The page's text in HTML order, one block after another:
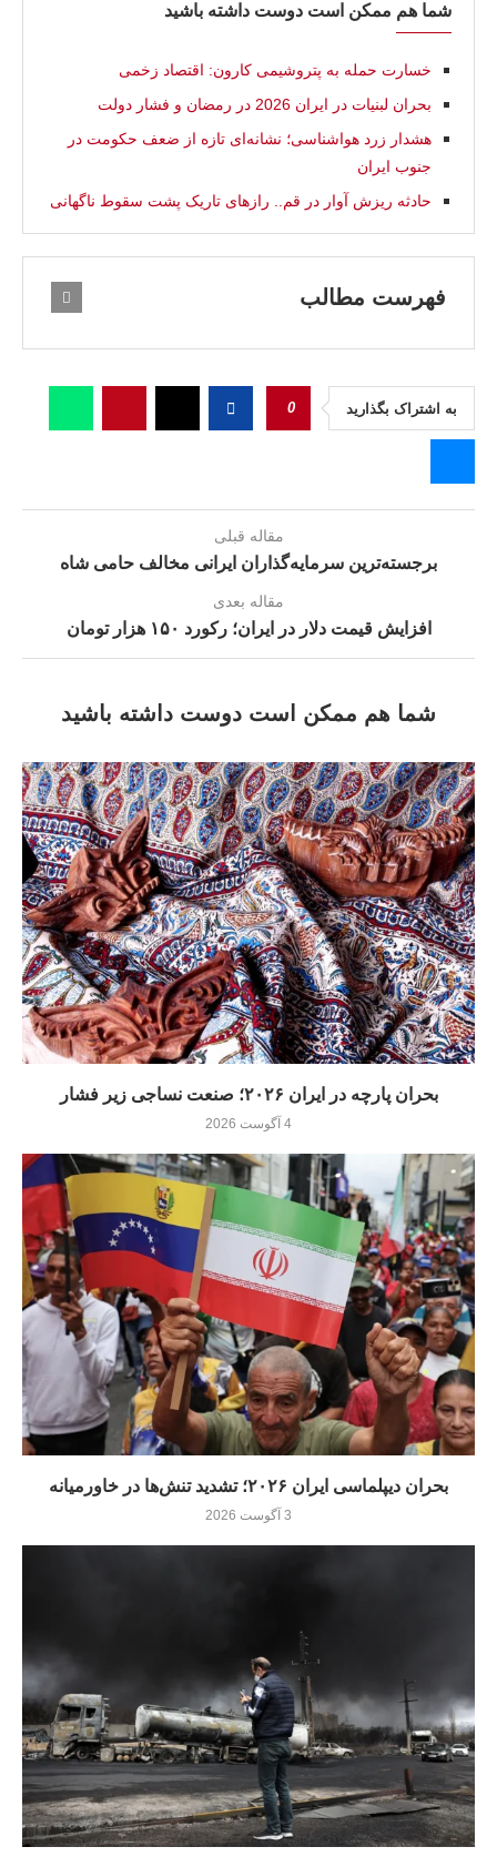
شما هم ممکن است دوست داشته باشید
خسارت حمله به پتروشیمی کارون: اقتصاد زخمی
بحران لبنیات در ایران 2026 در رمضان و فشار دولت
هشدار زرد هواشناسی؛ نشانه‌ای تازه از ضعف حكومت در
جنوب ایران
حادثه ریزش آوار در قم.. رازهای تاریک پشت سقوط ناگهانی
فهرست مطالب
به اشتراک بگذارید 0
مقاله قبلی
برجسته‌ترین سرمایه‌گذاران ایرانی مخالف حامی شاه
مقاله بعدی
افزایش قیمت دلار در ایران؛ رکورد ۱۵۰ هزار تومان
شما هم ممکن است دوست داشته باشید
بحران پارچه در ایران ۲۰۲۶؛ صنعت نساجی زیر فشار
4 آگوست 2026
بحران دیپلماسی ایران ۲۰۲۶؛ تشدید تنش‌ها در خاورمیانه
3 آگوست 2026